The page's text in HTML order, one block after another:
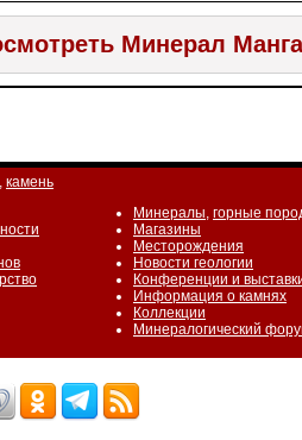
Минерал
камень
Минералы, горные
Магазины
Месторождения
Новости геологии
Конференции и
Информация о камнях
Коллекции
Минералогический